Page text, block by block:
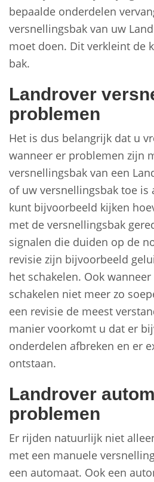
bepaalde onderdelen
versnellingsbak van uw
moet doen. Dit verkleint de
bak.
Landrover
problemen
Het is dus belangrijk dat u
wanneer er problemen zijn
versnellingsbak van een
of uw versnellingsbak toe is
kunt bijvoorbeeld kijken
met de versnellingsbak
signalen die duiden op de
revisie zijn bijvoorbeeld
het schakelen. Ook
schakelen niet meer zo
een revisie de meest
manier voorkomt u dat er
onderdelen afbreken en er
ontstaan.
Landrover
problemen
Er rijden natuurlijk niet
met een manuele
een automaat. Ook een